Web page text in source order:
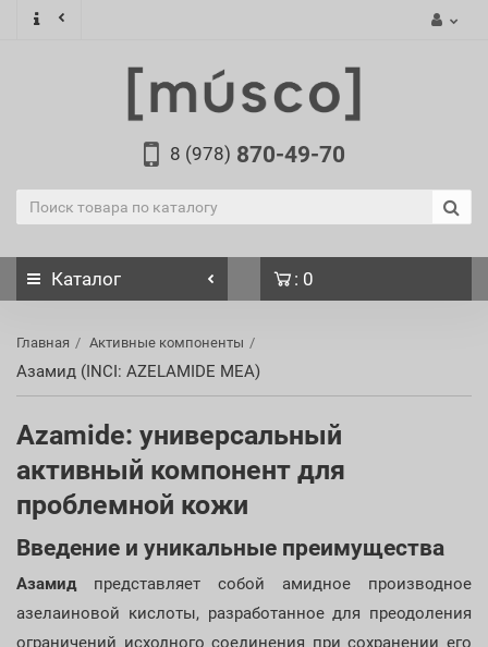
8 (978) 870-49-70
Каталог : 0
Главная Активные компоненты
Азамид (INCI: AZELAMIDE MEA)
Azamide: универсальный
активный компонент для
проблемной кожи
Введение и уникальные преимущества
Азамидпредставляет собой амидное производное
азелаиновой кислоты, разработанное для преодоления
ограничений исходного соединения при сохранении его